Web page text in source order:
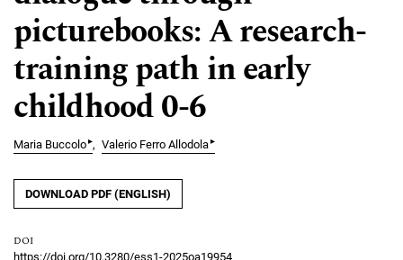
picturebooks: A research-
training path in early
childhood 0-6
Maria Buccolo▸ Valerio Ferro Allodola▸
DOWNLOAD PDF (ENGLISH)
DOI
https://doi.org/10.3280/ess1-2025oa19954